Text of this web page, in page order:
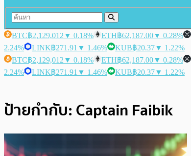
BTC฿2,129,012 ▼ 0.18% ETH฿62,187.00▼ 0.28%
2.24%
LINK฿271.91 ▼ 1.46% KUB฿20.37▼ 1.22%
BTC฿2,129,012 ▼ 0.18% ETH฿62,187.00▼ 0.28%
2.24%
LINK฿271.91 ▼ 1.46% KUB฿20.37▼ 1.22%
ป้ายกำกับ: Captain Faibik